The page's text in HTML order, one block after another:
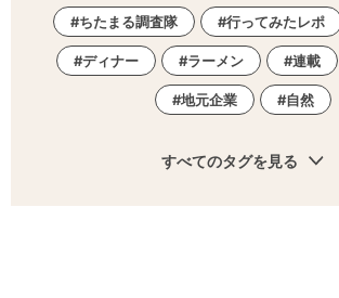
ちたまる調査隊 行ってみたレポ
ディナー ラーメン 連載
地元企業 自然
すべてのタグを見る